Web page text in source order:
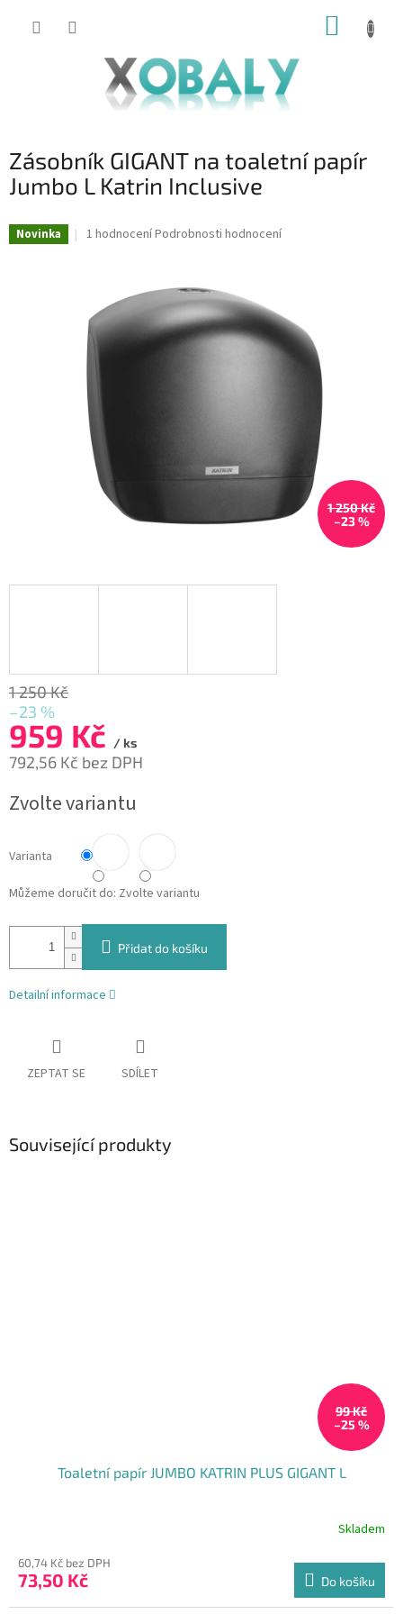
KOŠÍK
Zásobník GIGANT na toaletní papír
Jumbo L Katrin Inclusive
Novinka
Průměrné
z
5
hvězdiček.
1 hodnoceníPodrobnosti hodnocení
1 250 Kč
–23 %
1 250 Kč
–23 %
959 Kč / ks
792,56 Kč bez DPH
cena:
Zvolte variantu
Varianta
Můžeme doručit do: Zvolte variantu
Přidat do košíku
Detailní informace
ZEPTAT SE SDÍLET
Související produkty
99 Kč
–25 %
Toaletní papír JUMBO KATRIN PLUS GIGANT L
produktu
je
Skladem
60,74 Kč bez DPH
73,50 Kč Do košíku